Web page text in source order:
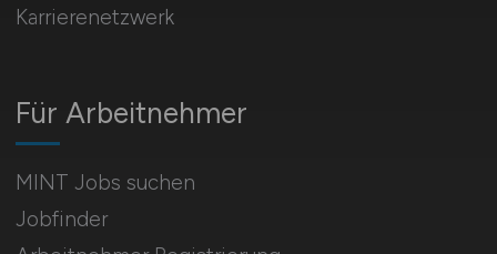
Für Arbeitnehmer
MINT Jobs suchen
Jobfinder
Karrierenetzwerk